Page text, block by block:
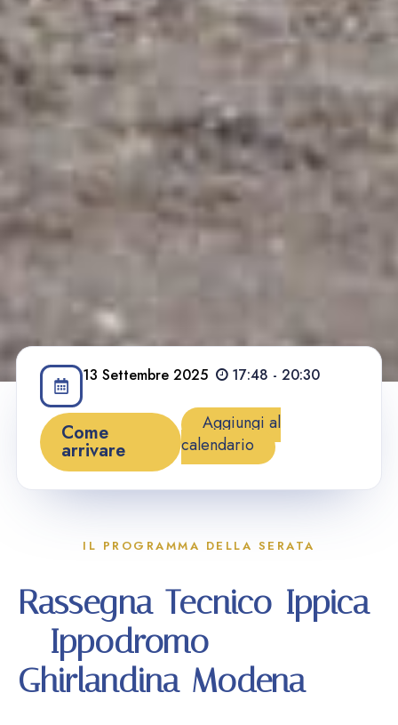
13 Settembre 2025 17:48 - 20:30
Come
arrivare
Aggiungi al
calendario
IL PROGRAMMA DELLA SERATA
Rassegna Tecnico-Ippica
– Ippodromo
Ghirlandina Modena